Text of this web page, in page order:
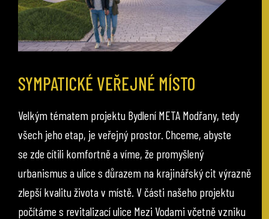
SYMPATICKÉ VEŘEJNÉ MÍSTO
Velkým tématem projektu Bydlení META Modřany, tedy
všech jeho etap, je veřejný prostor. Chceme, abyste
se zde cítili komfortně a víme, že promyšlený
urbanismus a ulice s důrazem na krajinářský cit výrazně
zlepší kvalitu života v místě. V části našeho projektu
počítáme s revitalizací ulice Mezi Vodami včetně vzniku